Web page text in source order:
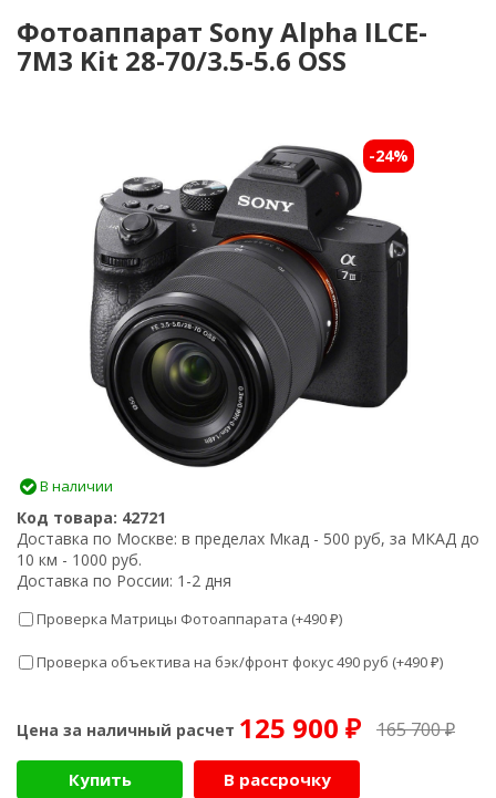
Фотоаппарат Sony Alpha ILCE-
7M3 Kit 28-70/3.5-5.6 OSS
-24%
В наличии
Код товара: 42721
Доставка по Москве: в пределах Мкад - 500 руб, за МКАД до
10 км - 1000 руб.
Доставка по России: 1-2 дня
Проверка Матрицы Фотоаппарата (+490 ₽)
Проверка объектива на бэк/фронт фокус 490 руб (+490 ₽)
Цена за наличный расчет 125 900 ₽ 165 700₽
Купить В рассрочку